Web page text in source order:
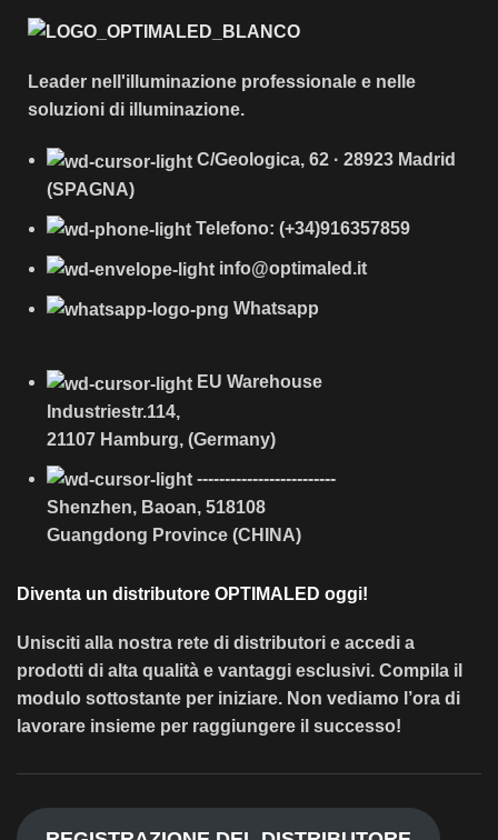
Leader nell'illuminazione professionale e nelle
soluzioni di illuminazione.
C/Geologica, 62 · 28923 Madrid
(SPAGNA)
Telefono: (+34)916357859
info@optimaled.it
Whatsapp
EU Warehouse
Industriestr.114,
21107 Hamburg, (Germany)
-------------------------
Shenzhen, Baoan, 518108
Guangdong Province (CHINA)
Diventa un distributore OPTIMALED oggi!
Unisciti alla nostra rete di distributori e accedi a
prodotti di alta qualità e vantaggi esclusivi. Compila il
modulo sottostante per iniziare. Non vediamo l’ora di
lavorare insieme per raggiungere il successo!